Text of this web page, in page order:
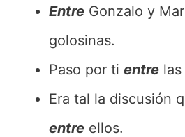
Entre Gonzalo y
golosinas.
Paso por ti entre las
Era tal la discusión
entre ellos.